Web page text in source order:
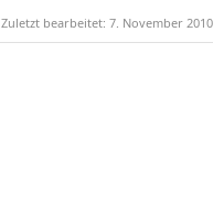
Zuletzt bearbeitet: 7. November 2010